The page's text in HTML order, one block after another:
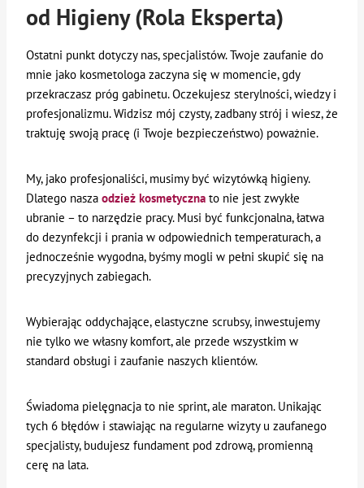
od Higieny (Rola Eksperta)
Ostatni punkt dotyczy nas, specjalistów. Twoje zaufanie do
mnie jako kosmetologa zaczyna się w momencie, gdy
przekraczasz próg gabinetu. Oczekujesz sterylności, wiedzy i
profesjonalizmu. Widzisz mój czysty, zadbany strój i wiesz, że
traktuję swoją pracę (i Twoje bezpieczeństwo) poważnie.
My, jako profesjonaliści, musimy być wizytówką higieny.
Dlatego nasza odzież kosmetyczna to nie jest zwykłe
ubranie – to narzędzie pracy. Musi być funkcjonalna, łatwa
do dezynfekcji i prania w odpowiednich temperaturach, a
jednocześnie wygodna, byśmy mogli w pełni skupić się na
precyzyjnych zabiegach.
Wybierając oddychające, elastyczne scrubsy, inwestujemy
nie tylko we własny komfort, ale przede wszystkim w
standard obsługi i zaufanie naszych klientów.
Świadoma pielęgnacja to nie sprint, ale maraton. Unikając
tych 6 błędów i stawiając na regularne wizyty u zaufanego
specjalisty, budujesz fundament pod zdrową, promienną
cerę na lata.